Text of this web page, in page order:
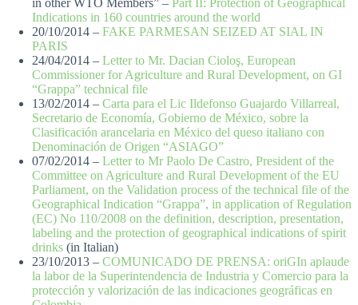
in other WTO Members” – Part II: Protection of Geographical
Indications in 160 countries around the world
20/10/2014 – FAKE PARMESAN SEIZED AT SIAL IN
PARIS
24/04/2014 – Letter to Mr. Dacian Cioloş, European
Commissioner for Agriculture and Rural Development, on GI
“Grappa” technical file
13/02/2014 – Carta para el Lic Ildefonso Guajardo Villarreal,
Secretario de Economía, Gobierno de México, sobre la
Clasificación arancelaria en México del queso italiano con
Denominación de Origen “ASIAGO”
07/02/2014 – Letter to Mr Paolo De Castro, President of the
Committee on Agriculture and Rural Development of the EU
Parliament, on the Validation process of the technical file of the
Geographical Indication “Grappa”, in application of Regulation
(EC) No 110/2008 on the definition, description, presentation,
labeling and the protection of geographical indications of spirit
drinks (in Italian)
23/10/2013 – COMUNICADO DE PRENSA: oriGIn aplaude
la labor de la Superintendencia de Industria y Comercio para la
protección y valorización de las indicaciones geográficas en